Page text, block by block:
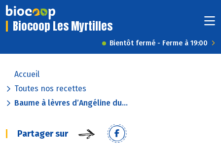
Biocoop Les Myrtilles
Bientôt fermé - Ferme à 19:00
Accueil
Toutes nos recettes
Baume à lèvres d’Angéline du...
Partager sur